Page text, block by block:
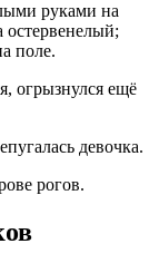
руками на
остервенелый;
поле.
огрызнулся ещё
девочка.
рогов.